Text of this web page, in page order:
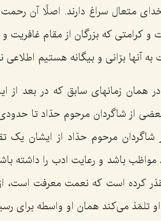
خدای متعال سراغ دارند. اصلًا آن
کرامتی که بزرگان از مقام غافریت
آنها برّانی و بیگانه هستیم اطلاعی
همان زمانهای سابق که در بعد از
بعضی از شاگردان مرحوم حدّاد تا
شاگردان مرحوم حدّاد از ایشان یک
مواظب باشد و رعایت ادب را داشته
کرده است که نعمت معرفت است،
تلمّذ می‌کند همان او واسطه برای